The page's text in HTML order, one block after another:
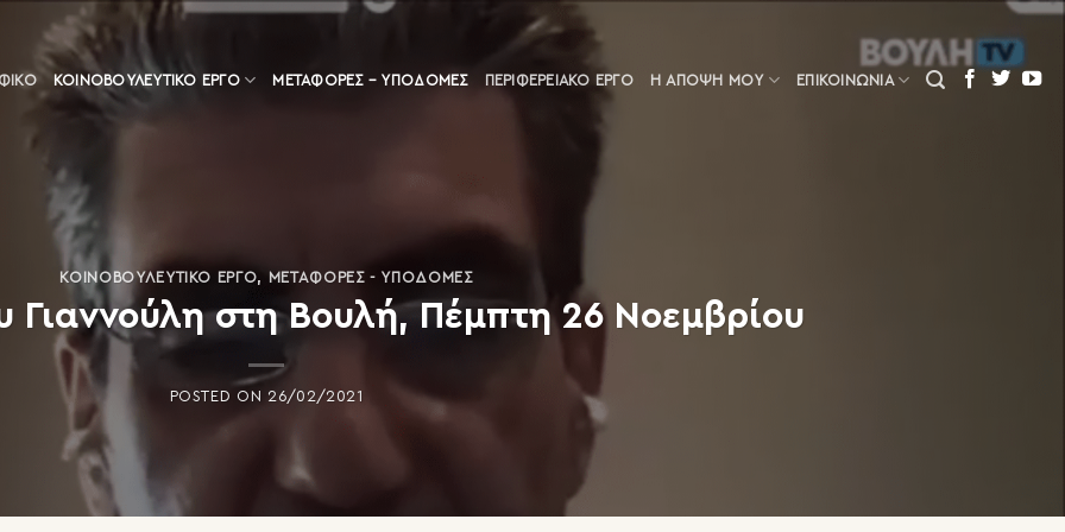
ΚΟΙΝΟΒΟΥΛΕΥΤΙΚΌ ΈΡΓΟ ΜΕΤΑΦΟΡΈΣ – ΥΠΟΔΟΜΈΣ ΠΕΡΙΦΕΡΕΙΑΚΌ ΈΡΓΟ Η ΆΠΟΨΗ ΜΟΥ ΕΠΙΚΟΙΝΩΝΙΑ
ΚΟΙΝΟΒΟΥΛΕΥΤΙΚΌ ΈΡΓΟ, ΜΕΤΑΦΟΡΈΣ - ΥΠΟΔΟΜΈΣ
Γιαννούλη στη Βουλή, Πέμπτη 26 Νοεμβρίου
POSTED ON 26/02/2021